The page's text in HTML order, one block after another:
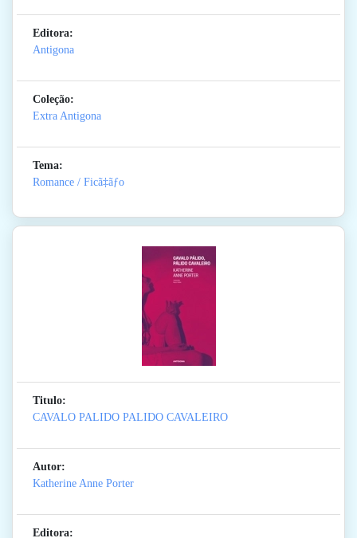
Editora:
Antigona
Coleção:
Extra Antigona
Tema:
Romance / Ficã‡ãƒo
Titulo:
CAVALO PALIDO PALIDO CAVALEIRO
Autor:
Katherine Anne Porter
Editora: